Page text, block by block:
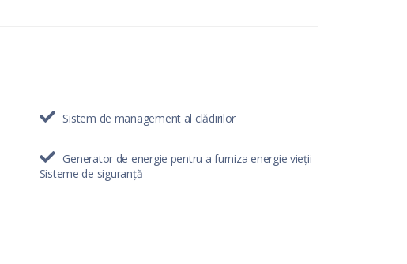
Sistem de management al clădirilor
Generator de energie pentru a furniza energie vieții
Sisteme de siguranță